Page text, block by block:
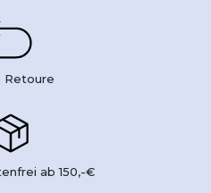
Retoure
ab 150,-€